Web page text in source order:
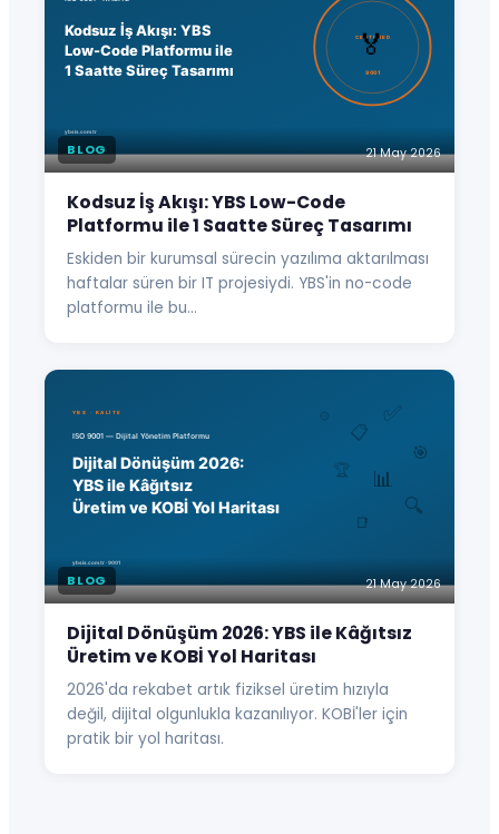
BLOG 21 May 2026
Kodsuz İş Akışı: YBS Low-Code
Platformu ile 1 Saatte Süreç Tasarımı
Eskiden bir kurumsal sürecin yazılıma aktarılması
haftalar süren bir IT projesiydi. YBS'in no-code
platformu ile bu…
BLOG 21 May 2026
Dijital Dönüşüm 2026: YBS ile Kâğıtsız
Üretim ve KOBİ Yol Haritası
2026'da rekabet artık fiziksel üretim hızıyla
değil, dijital olgunlukla kazanılıyor. KOBİ'ler için
pratik bir yol haritası.